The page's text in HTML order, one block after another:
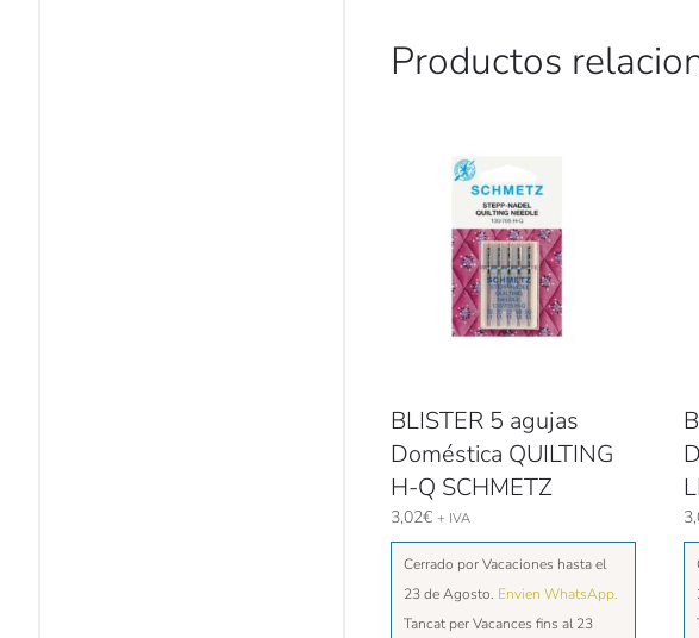
Productos
BLISTER 5 agujas
Doméstica QUILTING
H-Q SCHMETZ
3,02€ + IVA
Cerrado por Vacaciones hasta el
23 de Agosto. Envien WhatsApp.
Tancat per Vacances fins al 23